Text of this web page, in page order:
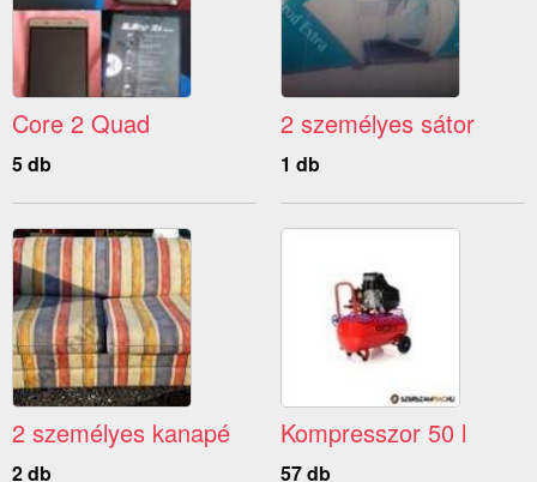
Core 2 Quad
5 db
2 személyes sátor
1 db
2 személyes kanapé
2 db
Kompresszor 50 l
57 db